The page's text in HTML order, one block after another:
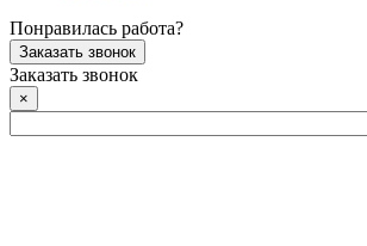
Понравилась работа?
Заказать звонок
Заказать звонок
×